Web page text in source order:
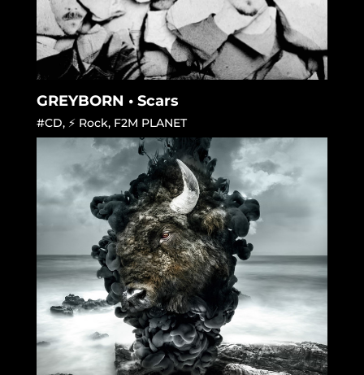
GREYBORN • Scars
#CD, ⚡ Rock, F2M PLANET